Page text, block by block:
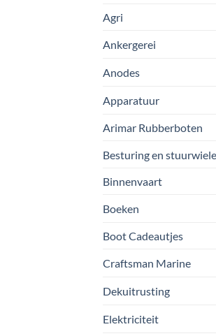
Agri
Ankergerei
Anodes
Apparatuur
Arimar Rubberboten
Besturing en
Binnenvaart
Boeken
Boot Cadeautjes
Craftsman Marine
Dekuitrusting
Elektriciteit